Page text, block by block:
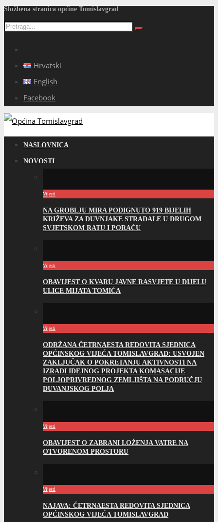
Službena stranica općine Tomislavgrad
Hrvatski
English
Facebook
NASLOVNICA
NOVOSTI
Vijesti
NA GROBLJU MIRA PODIGNUTO 919 BIJELIH
KRIŽEVA ZA DUVNJAKE STRADALE U DRUGOM
SVJETSKOM RATU I PORAĆU
Vijesti
OBAVIJEST O KVARU JAVNE RASVJETE U DIJELU
ULICE MIJATA TOMIĆA
Vijesti
ODRŽANA ČETRNAESTA REDOVITA SJEDNICA
OPĆINSKOG VIJEĆA TOMISLAVGRAD: USVOJEN
ZAKLJUČAK O POKRETANJU AKTIVNOSTI NA
IZRADI IDEJNOG PROJEKTA KOMASACIJE
POLJOPRIVREDNOG ZEMLJIŠTA NA PODRUČJU
DUVANJSKOG POLJA
Vijesti
OBAVIJEST O ZABRANI LOŽENJA VATRE NA
OTVORENOM PROSTORU
Vijesti
NAJAVA: ČETRNAESTA REDOVITA SJEDNICA
OPĆINSKOG VIJEĆA TOMISLAVGRAD